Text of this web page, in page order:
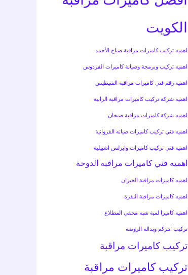
الكويت
اهميه تركيب كاميرات مراقبة صباح الأحمد
اهميه تركيب وبرمجة وصيانة كاميرات الفردوس
اهميه رقم فني كاميرات مراقبة الفنيطيس
اهميه شركة تركيب كاميرات مراقبة الرابية
اهميه شركة كاميرات مراقبة صبحان
اهميه فني تركيب كاميرات صيانه الفروانية
اهميه فني تركيب كاميرات وايرلس اشبيلية
اهميه فني كاميرات مراقبه الدوحة
اهميه كاميرات مراقبة الخيران
اهميه كاميرات مراقبة النقرة
اهميه كاميرا لمبة شبه مخفي المطلاع
تركيب انتركم وبدالة الروضه
تركيب كاميرات مراقبة
تركيب كاميرات مراقبة